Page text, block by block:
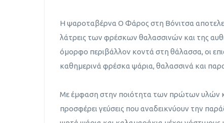
Η ψαροταβέρνα Ο Φάρος στη Βόνιτσα
λάτρεις των φρέσκων θαλασσινών και της
όμορφο περιβάλλον κοντά στη θάλασσα, οι
καθημερινά φρέσκα ψάρια, θαλασσινά και
Με έμφαση στην ποιότητα των πρώτων υλών
προσφέρει γεύσεις που αναδεικνύουν την